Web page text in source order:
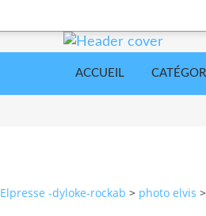
ACCUEIL
Elpresse -dyloke-rockab > photo elvis >